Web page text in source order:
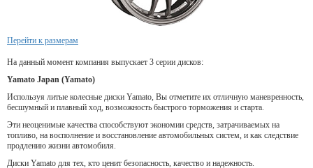
Перейти к размерам
На данный момент компания выпускает 3 серии дисков:
Yamato Japan (Yamato)
Используя литые колесные диски Yamato, Вы отметите их отличную маневренность,
бесшумный и плавный ход, возможность быстрого торможения и старта.
Эти неоценимые качества способствуют экономии средств, затрачиваемых на
топливо, на восполнение и восстановление автомобильных систем, и как следствие
продлению жизни автомобиля.
Диски Yamato для тех, кто ценит безопасность, качество и надежность.